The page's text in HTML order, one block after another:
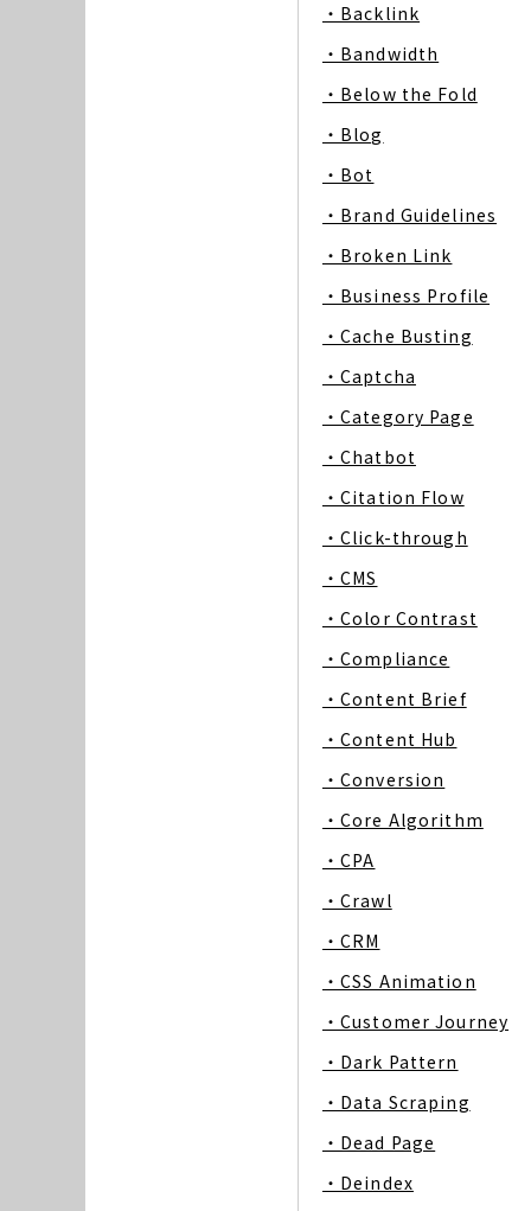
・Backlink
・Bandwidth
・Below the Fold
・Blog
・Bot
・Brand Guidelines
・Broken Link
・Business Profile
・Cache Busting
・Captcha
・Category Page
・Chatbot
・Citation Flow
・Click-through
・CMS
・Color Contrast
・Compliance
・Content Brief
・Content Hub
・Conversion
・Core Algorithm
・CPA
・Crawl
・CRM
・CSS Animation
・Customer Journey
・Dark Pattern
・Data Scraping
・Dead Page
・Deindex